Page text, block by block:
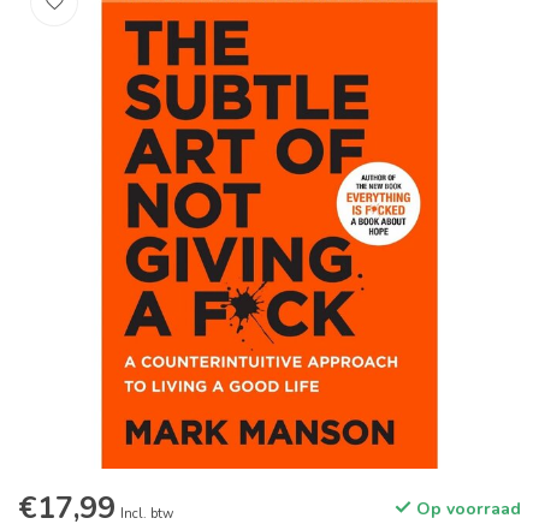
€17,99 Incl. btw Op voorraad